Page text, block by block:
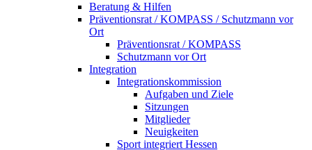
Beratung & Hilfen
Präventionsrat / KOMPASS / Schutzmann vor
Ort
Präventionsrat / KOMPASS
Schutzmann vor Ort
Integration
Integrationskommission
Aufgaben und Ziele
Sitzungen
Mitglieder
Neuigkeiten
Sport integriert Hessen